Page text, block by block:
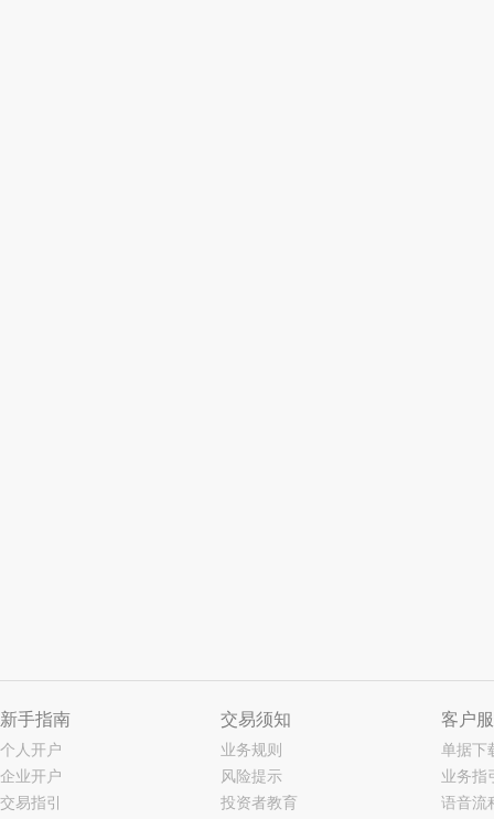
新手指南
个人开户
企业开户
交易指引
交易须知
业务规则
风险提示
投资者教育
客户
单据下
业务指
语音流